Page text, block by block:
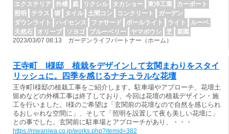
エクステリア
外構 庭 リクシル タカショー 東洋工業
カーポート
照明
テラス 塀 タイル 土間コン コンクリート
ガーデン
ダウンライト
ハイセンス ファサード ポールライト ライト
ルーベ
天然石
オリーブ ソヨゴ ブルーベリー ヤマボウシ 芝
菜園
2023/03/07 08:13 ガーデンライフパートナー（ホーム）
王寺町 I様邸 植栽をデザインして玄関まわりをスタイ
リッシュに。四季を感じるナチュラルな花壇
王寺町I様邸の植栽工事をご紹介します。駐車場やアプローチ、花壇土
留めなどの外構工事は終了しており、今回は花壇の植栽デザイン・施
工を行いました。I様のご希望は「玄関前の花壇なので自然を感じられ
るおしゃれな空間に」、そして「照明を設置して夜も美しい花壇に」
との事でした。玄関前に駐車場とアプローチがあり、・・・
https://niwaniwa.co.jp/works.php?itemid=382